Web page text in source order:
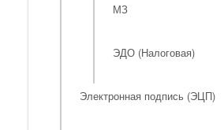
МЗ
ЭДО (Налоговая)
Электронная подпись (ЭЦП)